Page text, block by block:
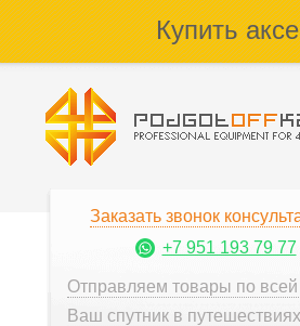
Купить
Заказать звонок
+7 951 193 79 77
Отправляем товары по всей
Ваш спутник в